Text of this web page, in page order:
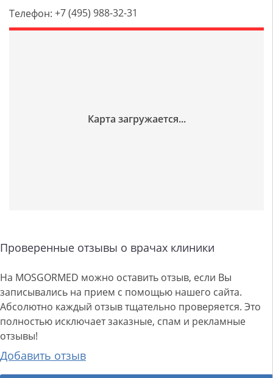
Телефон: +7 (495) 988-32-31
Проверенные отзывы о врачах клиники
На MOSGORMED можно оставить отзыв, если Вы
записывались на прием с помощью нашего сайта.
Абсолютно каждый отзыв тщательно проверяется. Это
полностью исключает заказные, спам и рекламные
отзывы!
Добавить отзыв